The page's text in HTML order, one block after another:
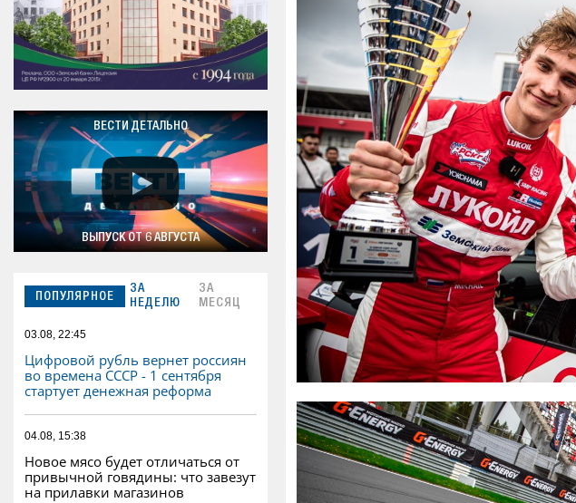
ВЕСТИ ДЕТАЛЬНО
ВЫПУСК ОТ 6 АВГУСТА
ПОПУЛЯРНОЕ
ЗА
НЕДЕЛЮ
ЗА
МЕСЯЦ
03.08, 22:45
Цифровой рубль вернет россиян
во времена СССР - 1 сентября
стартует денежная реформа
04.08, 15:38
Новое мясо будет отличаться от
привычной говядины: что завезут
на прилавки магазинов